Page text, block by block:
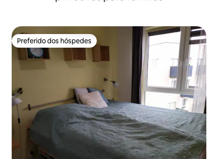
uma boa estadia em Poznan!
Preferido dos hóspedes
Preferido dos hóspedes